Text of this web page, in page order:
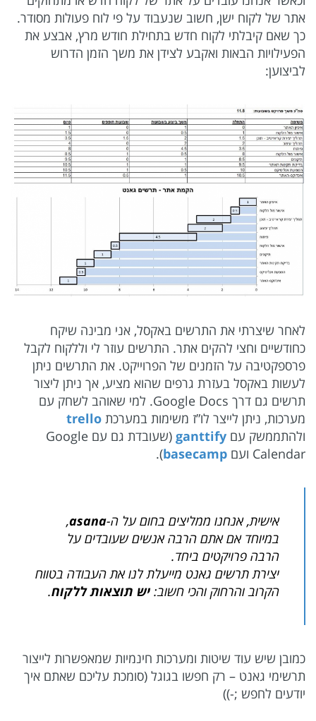
אתר של לקוח ישן, חשוב שנעבוד על פי לוח פעולות מסודר.
כך שאם קיבלתי לקוח חדש בתחילת חודש מרץ, אבצע את
הפעילויות הבאות ואקבע לצידן את משך הזמן הדרוש
לביצוען:
לאחר שיצרתי את התרשים באקסל, אני מבינה שיקח
כחודשיים וחצי להקים אתר. התרשים עוזר לי וללקוח לקבל
פרספקטיבה על הזמנים של הפרוייקט. את התרשים ניתן
לעשות באקסל בעזרת גרפים שהוא מציע, אך ניתן ליצור
תרשים גם דרך Google Docs. למי שאוהב לשחק עם
מערכות, ניתן לייצר לו”ז משימות במערכת trello
ולהתממשק עם ganttify
(שעובדת גם עם Google
Calendar ועם
basecamp
).
אישית, אנחנו ממליצים בחום על ה-asana
,
במיוחד אם אתם הרבה אנשים שעובדים על
הרבה פרויקטים ביחד.
יצירת תרשים גאנט מייעלת לנו את העבודה בטווח
הקרוב והרחוק והכי חשוב: יש תוצאות ללקוח.
כמובן שיש עוד שיטות ומערכות חינמיות שמאפשרות לייצור
תרשימי גאנט – רק חפשו בגוגל (סומכת עליכם שאתם איך
יודעים לחפש ;-))